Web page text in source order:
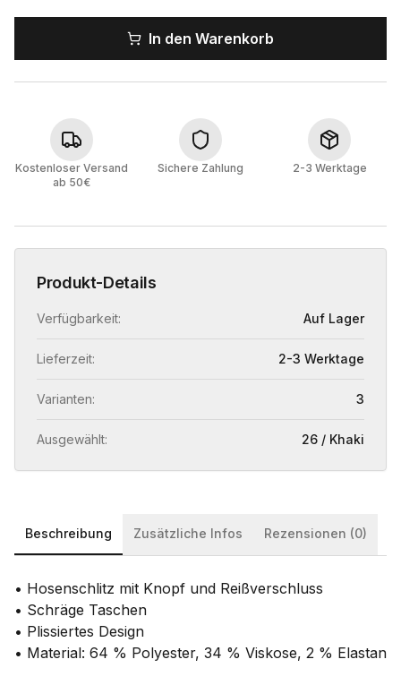
In den Warenkorb
Kostenloser Versand
ab 50€
Sichere Zahlung 2-3 Werktage
Produkt-Details
Verfügbarkeit: Auf Lager
Lieferzeit: 2-3 Werktage
Varianten: 3
Ausgewählt: 26 / Khaki
Beschreibung Zusätzliche Infos Rezensionen (0)
• Hosenschlitz mit Knopf und Reißverschluss
• Schräge Taschen
• Plissiertes Design
• Material: 64 % Polyester, 34 % Viskose, 2 % Elastan